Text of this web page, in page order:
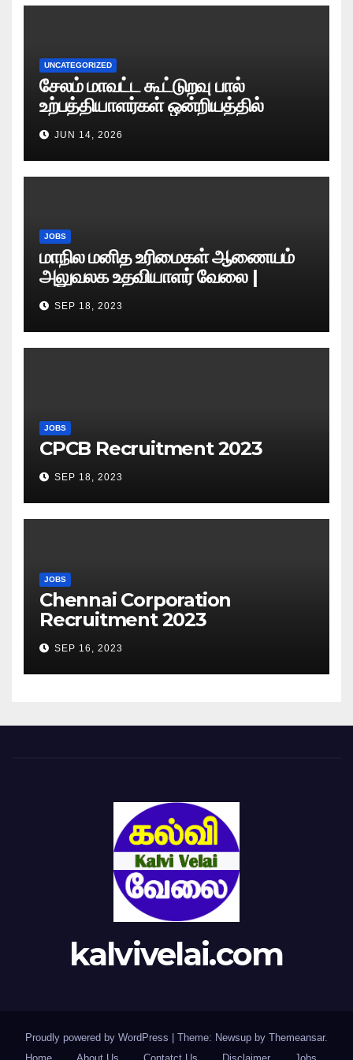
UNCATEGORIZED
சேலம் மாவட்ட கூட்டுறவு பால்
உற்பத்தியாளர்கள் ஒன்றியத்தில்
வேலைவாய்ப்பு அறிவிப்பு 2026
JUN 14, 2026
JOBS
மாநில மனித உரிமைகள் ஆணையம்
அலுவலக உதவியாளர் வேலை |
எழுத்துத் தேர்வு தேதி அறிவிப்பு..?
SEP 18, 2023
JOBS
CPCB Recruitment 2023
SEP 18, 2023
JOBS
Chennai Corporation
Recruitment 2023
SEP 16, 2023
kalvivelai.com
Proudly powered by WordPress | Theme: Newsup by Themeansar.